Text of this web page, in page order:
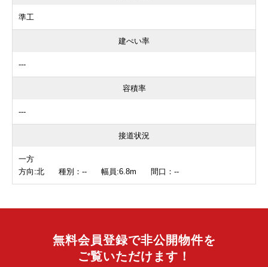
準工
建ぺい率
---
容積率
---
接道状況
一方
方向:北 種別：-- 幅員:6.8m 間口：--
無料会員登録で非公開物件を
ご覧いただけます！